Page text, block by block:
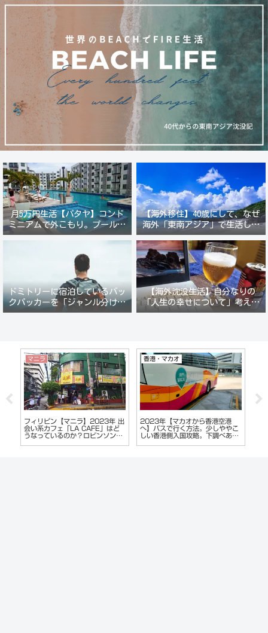
月5万円生活【パタヤ】コンド
ミニアムで外こもり。プール付
き新築コンドでステーキ&ウオ
【海外移住】40歳にして、なぜ
海外「東南アジア」で生活しよ
うと思ったのか？
ドミトリーに宿泊しているバッ
クパッカーを「ジャンル分けし
て人間観察」が楽しい。
【海外沈没生活】自分なりの
「人生の幸せについて」考えて
みる。
【マカオから香港空港
で行く方法。少しややこ
側入国攻略。下調べあれ
ベトナム
【ベトナム】の都市別コピー・フ
ェイク商品の販売傾向を偏見でレ
ポート
マニラ
2023年フィリピ
ラテ地区のKTV
のか？夜遊び偵察